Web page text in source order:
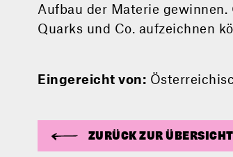
Aufbau der Materie
Quarks und Co. aufzeichnen
Eingereicht von:
ZURÜCK ZUR ÜBERSICHT